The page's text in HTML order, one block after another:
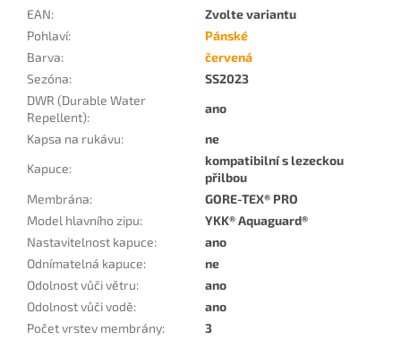
EAN:
Zvolte variantu
Pohlaví:
Pánské
Barva:
červená
Sezóna:
SS2023
DWR (Durable Water
Repellent):
ano
Kapsa na rukávu:
ne
Kapuce:
kompatibilní s lezeckou
přilbou
Membrána:
GORE-TEX® PRO
Model hlavního zipu:
YKK® Aquaguard®
Nastavitelnost kapuce:
ano
Odnímatelná kapuce:
ne
Odolnost vůči větru:
ano
Odolnost vůči vodě:
ano
Počet vrstev membrány:
3